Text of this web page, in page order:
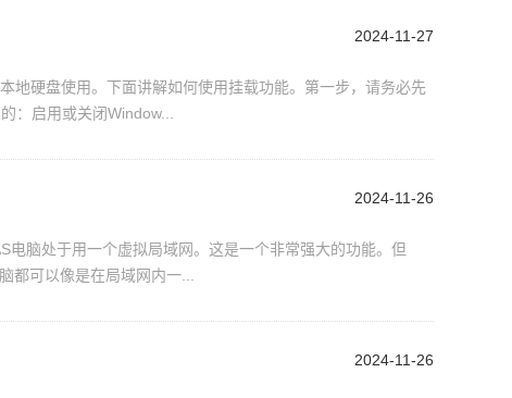
2024-11-27
地硬盘使用。下面讲解如何使用挂载功能。第一步，请务必先
：启用或关闭Window...
2024-11-26
脑处于用一个虚拟局域网。这是一个非常强大的功能。但
都可以像是在局域网内一...
2024-11-26